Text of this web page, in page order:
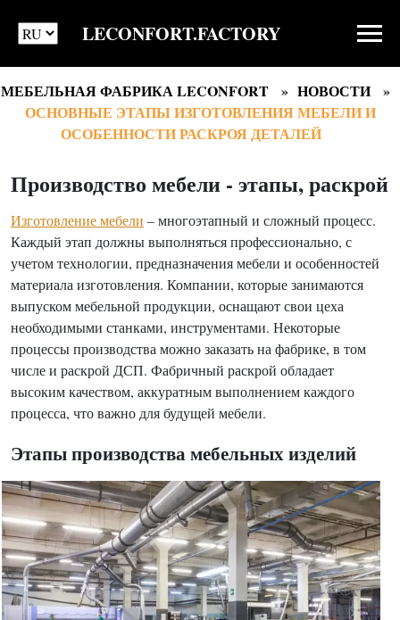
LECONFORT.FACTORY
МЕБЕЛЬНАЯ ФАБРИКА LECONFORT
НОВОСТИ
ОСНОВНЫЕ ЭТАПЫ ИЗГОТОВЛЕНИЯ МЕБЕЛИ И
ОСОБЕННОСТИ РАСКРОЯ ДЕТАЛЕЙ
Производство мебели - этапы, раскрой
Изготовление мебели – многоэтапный и сложный процесс.
Каждый этап должны выполняться профессионально, с
учетом технологии, предназначения мебели и особенностей
материала изготовления. Компании, которые занимаются
выпуском мебельной продукции, оснащают свои цеха
необходимыми станками, инструментами. Некоторые
процессы производства можно заказать на фабрике, в том
числе и раскрой ДСП. Фабричный раскрой обладает
высоким качеством, аккуратным выполнением каждого
процесса, что важно для будущей мебели.
Этапы производства мебельных изделий